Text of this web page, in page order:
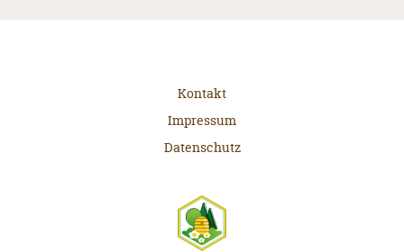
Kontakt
Impressum
Datenschutz